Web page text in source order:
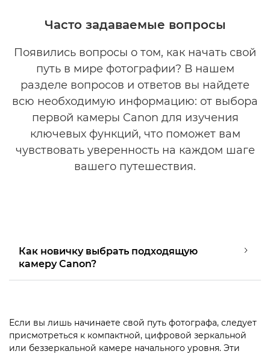
Часто задаваемые вопросы
Появились вопросы о том, как начать свой
путь в мире фотографии? В нашем
разделе вопросов и ответов вы найдете
всю необходимую информацию: от выбора
первой камеры Canon для изучения
ключевых функций, что поможет вам
чувствовать уверенность на каждом шаге
вашего путешествия.
Как новичку выбрать подходящую
камеру Canon?
Если вы лишь начинаете свой путь фотографа, следует
присмотреться к компактной, цифровой зеркальной
или беззеркальной камере начального уровня. Эти